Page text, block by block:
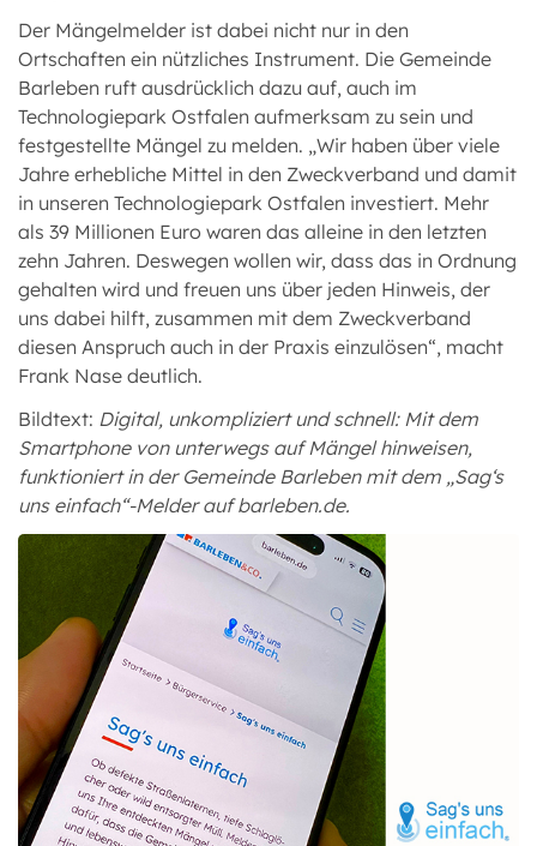
Der Mängelmelder ist dabei nicht nur in den
Ortschaften ein nützliches Instrument. Die Gemeinde
Barleben ruft ausdrücklich dazu auf, auch im
Technologiepark Ostfalen aufmerksam zu sein und
festgestellte Mängel zu melden. „Wir haben über viele
Jahre erhebliche Mittel in den Zweckverband und damit
in unseren Technologiepark Ostfalen investiert. Mehr
als 39 Millionen Euro waren das alleine in den letzten
zehn Jahren. Deswegen wollen wir, dass das in Ordnung
gehalten wird und freuen uns über jeden Hinweis, der
uns dabei hilft, zusammen mit dem Zweckverband
diesen Anspruch auch in der Praxis einzulösen“, macht
Frank Nase deutlich.
Bildtext: Digital, unkompliziert und schnell: Mit dem
Smartphone von unterwegs auf Mängel hinweisen,
funktioniert in der Gemeinde Barleben mit dem „Sag‘s
uns einfach“-Melder auf barleben.de.